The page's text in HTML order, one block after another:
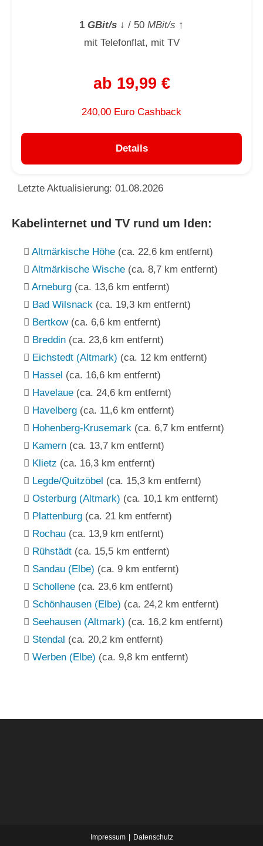
1 GBit/s ↓ / 50 MBit/s ↑
mit Telefonflat, mit TV
ab 19,99 €
240,00 Euro Cashback
Details
Letzte Aktualisierung: 01.08.2026
Kabelinternet und TV rund um Iden:
Altmärkische Höhe (ca. 22,6 km entfernt)
Altmärkische Wische (ca. 8,7 km entfernt)
Arneburg (ca. 13,6 km entfernt)
Bad Wilsnack (ca. 19,3 km entfernt)
Bertkow(ca. 6,6 km entfernt)
Breddin (ca. 23,6 km entfernt)
Eichstedt (Altmark) (ca. 12 km entfernt)
Hassel (ca. 16,6 km entfernt)
Havelaue (ca. 24,6 km entfernt)
Havelberg (ca. 11,6 km entfernt)
Hohenberg-Krusemark (ca. 6,7 km entfernt)
Kamern (ca. 13,7 km entfernt)
Klietz (ca. 16,3 km entfernt)
Legde/Quitzöbel (ca. 15,3 km entfernt)
Osterburg (Altmark) (ca. 10,1 km entfernt)
Plattenburg (ca. 21 km entfernt)
Rochau (ca. 13,9 km entfernt)
Rühstädt (ca. 15,5 km entfernt)
Sandau (Elbe) (ca. 9 km entfernt)
Schollene (ca. 23,6 km entfernt)
Schönhausen (Elbe) (ca. 24,2 km entfernt)
Seehausen (Altmark) (ca. 16,2 km entfernt)
Stendal (ca. 20,2 km entfernt)
Werben (Elbe) (ca. 9,8 km entfernt)
Impressum Datenschutz